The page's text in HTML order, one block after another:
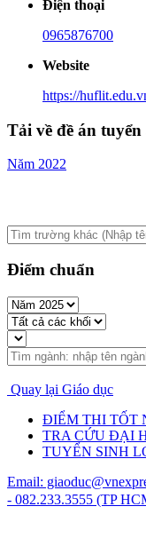
Điện thoại
0965876700
Website
https://
Tải về đề án tuyển
Năm 2022
Điểm chuẩn
Quay lại Giáo dục
ĐIỂM THI TỐT
TRA CỨU ĐẠI
TUYỂN SINH
Email:
- 082.233.3555 (TP